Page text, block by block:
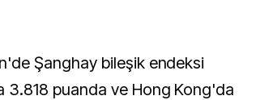
Şanghay bileşik endeksi
3.818 puanda ve Hong Kong'da